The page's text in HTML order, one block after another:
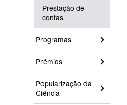
Prestação de
contas
Programas
Prêmios
Popularização da
Ciência